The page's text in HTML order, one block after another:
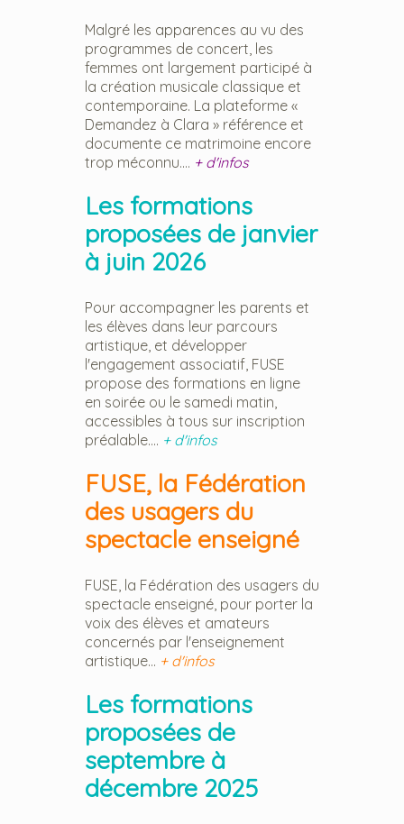
Malgré les apparences au vu des
programmes de concert, les
femmes ont largement participé à
la création musicale classique et
contemporaine. La plateforme «
Demandez à Clara » référence et
documente ce matrimoine encore
trop méconnu.... + d'infos
Les formations
proposées de janvier
à juin 2026
Pour accompagner les parents et
les élèves dans leur parcours
artistique, et développer
l'engagement associatif, FUSE
propose des formations en ligne
en soirée ou le samedi matin,
accessibles à tous sur inscription
préalable.... + d'infos
FUSE, la Fédération
des usagers du
spectacle enseigné
FUSE, la Fédération des usagers du
spectacle enseigné, pour porter la
voix des élèves et amateurs
concernés par l'enseignement
artistique... + d'infos
Les formations
proposées de
septembre à
décembre 2025